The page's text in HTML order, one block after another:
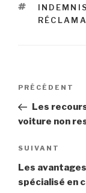
Navigation
l’article
Article
précédent
PRÉCÉDENT
Les
voiture non
Article
suivant
SUIVANT
Les
spécialisé en